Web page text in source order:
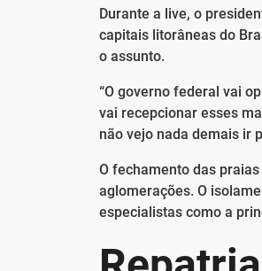
Durante a live, o
capitais litorâneas do
o assunto.
“O governo federal vai
vai recepcionar esses
não vejo nada demais ir
O fechamento das
aglomerações. O
especialistas como a